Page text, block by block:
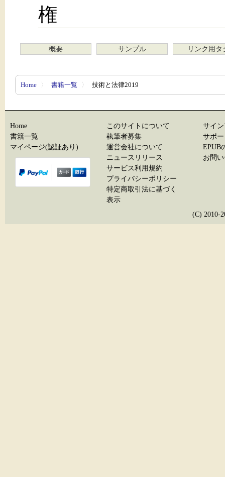
権
概要 サンプル リンク用タ
Home 〉 書籍一覧 〉 技術と法律2019
Home
書籍一覧
マイページ(認証あり)
このサイトについて
執筆者募集
運営会社について
ニュースリリース
サービス利用規約
プライバシーポリシー
特定商取引法に基づく
表示
サイ
サポ
EPUB
お問
(C) 2010-